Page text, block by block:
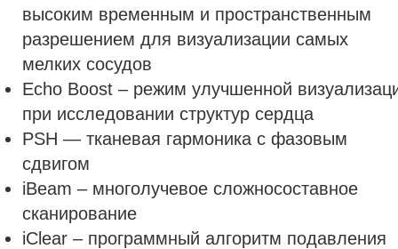
высоким временным и пространственным
разрешением для визуализации самых
мелких сосудов
Echo Boost – режим улучшенной
при исследовании структур сердца
PSH — тканевая гармоника с фазовым
сдвигом
iBeam – многолучевое сложносоставное
сканирование
iClear – программный алгоритм подавления